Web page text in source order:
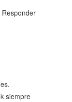
siempre
Responder